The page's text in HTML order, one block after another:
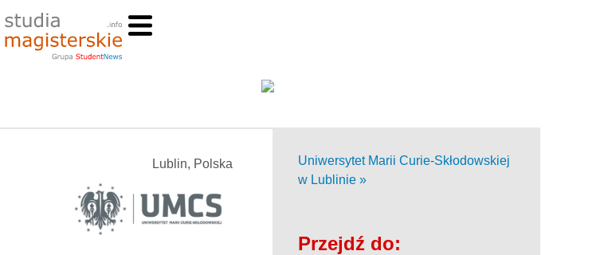
Lublin, Polska
Uniwersytet Marii Curie-Skłodowskiej
w Lublinie »
Przejdź do: